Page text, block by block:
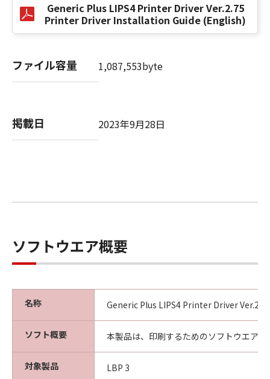
Generic Plus LIPS4 Printer Driver Ver.2.75
Printer Driver Installation Guide (English)
ファイル容量 1,087,553byte
掲載日 2023年9月28日
ソフトウエア概要
名称 Generic Plus LIPS4 Printer Driver
ソフト概要 本製品は、印刷するためのソフトウエアで
対象製品 LBP 3